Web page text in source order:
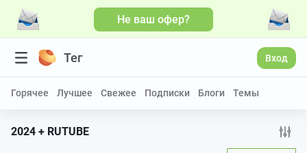
Не ваш офер?
Тег Вход
Горячее Лучшее Свежее Подписки Блоги Темы
2024 + RUTUBE
Больше видео